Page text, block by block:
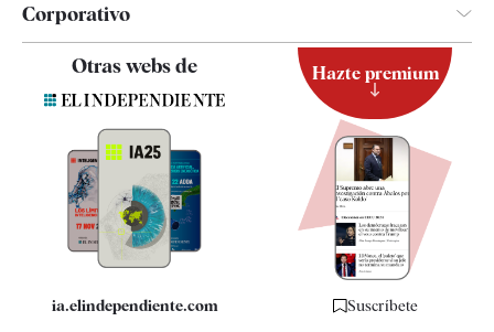
Corporativo
Quiénes somos
Especificaciones
Otras webs de
ia.elindependiente.com
Hazte premium
Suscríbete